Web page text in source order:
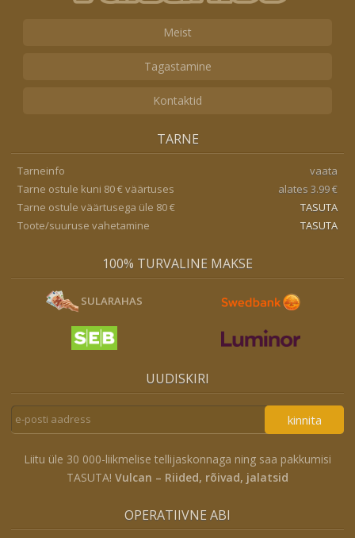
Meist
Tagastamine
Kontaktid
TARNE
Tarneinfo
vaata
Tarne ostule kuni 80 € väärtuses
alates 3.99 €
Tarne ostule väärtusega üle 80 €
TASUTA
Toote/suuruse vahetamine
TASUTA
100% TURVALINE MAKSE
SULARAHAS
UUDISKIRI
kinnita
Liitu üle 30 000-liikmelise tellijaskonnaga ning saa pakkumisi
TASUTA! Vulcan – Riided, rõivad, jalatsid
OPERATIIVNE ABI